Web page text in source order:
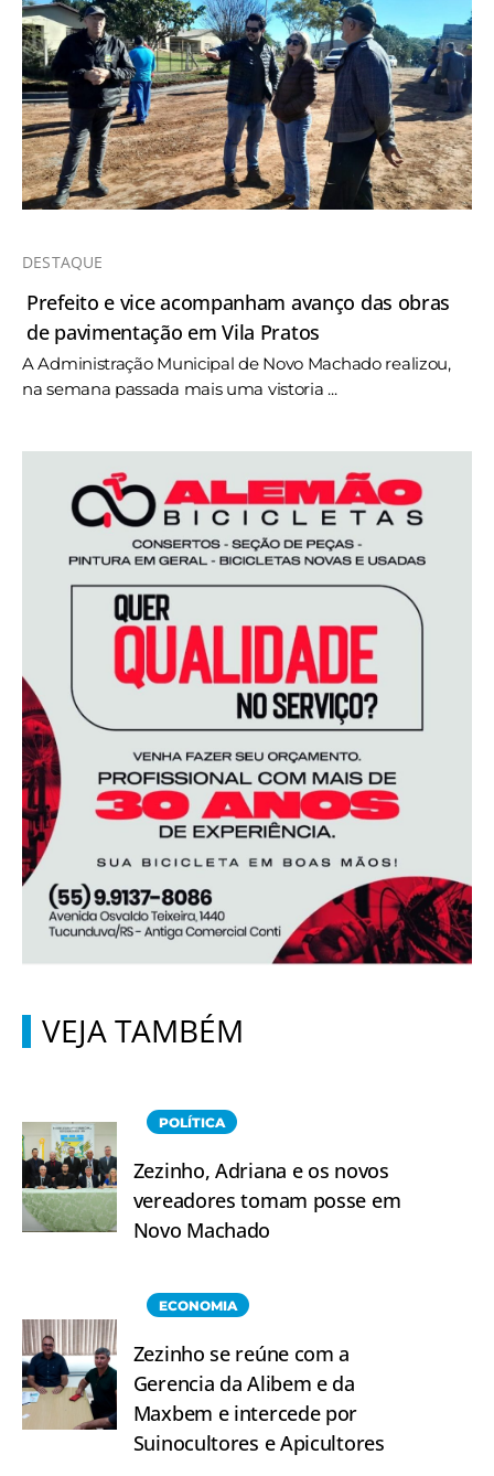
DESTAQUE
Prefeito e vice acompanham avanço das obras
de pavimentação em Vila Pratos
A Administração Municipal de Novo Machado realizou,
na semana passada mais uma vistoria ...
VEJA TAMBÉM
POLÍTICA
Zezinho, Adriana e os novos
vereadores tomam posse em
Novo Machado
ECONOMIA
Zezinho se reúne com a
Gerencia da Alibem e da
Maxbem e intercede por
Suinocultores e Apicultores